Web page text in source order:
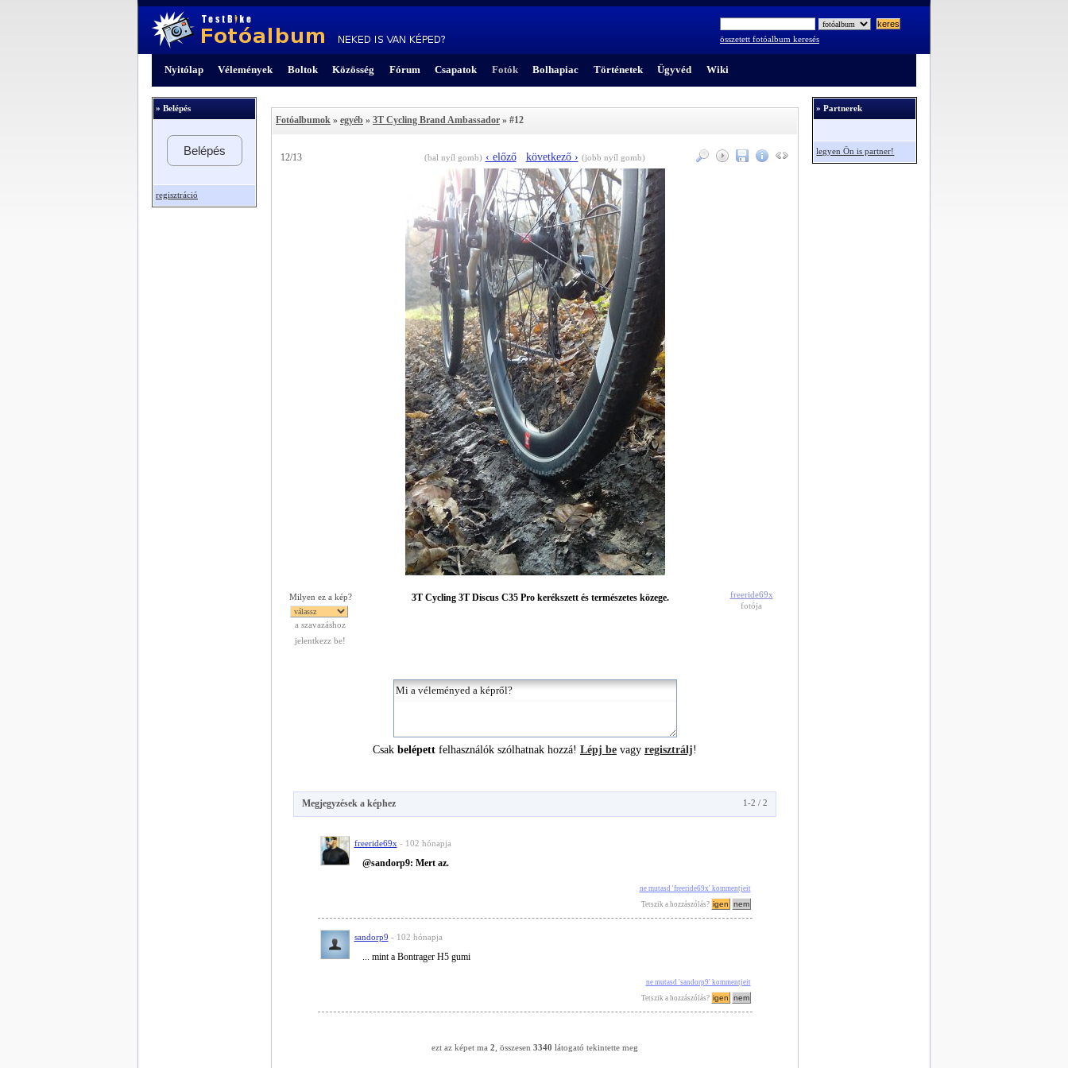
összetett fotóalbum keresés
Nyitólap Vélemények Boltok Közösség Fórum Csapatok Fotók Bolhapiac Történetek Ügyvéd Wiki
» Belépés
Belépés
regisztráció
Fotóalbumok » egyéb » 3T Cycling Brand Ambassador » #12
12/13 (bal nyíl gomb) ‹ előző következő › (jobb nyíl gomb)
Milyen ez a kép?
a szavazáshoz
jelentkezz be!
3T Cycling 3T Discus C35 Pro kerékszett és természetes közege.
freeride69x
fotója
Csak belépett felhasználók szólhatnak hozzá! Lépj be vagy regisztrálj!
Megjegyzések a képhez 1-2 / 2
freeride69x - 102 hónapja
@sandorp9: Mert az.
ne mutasd 'freeride69x' kommentjeit
Tetszik a hozzászólás?
sandorp9 - 102 hónapja
... mint a Bontrager H5 gumi
ne mutasd 'sandorp9' kommentjeit
Tetszik a hozzászólás?
ezt az képet ma 2 , összesen 3340 látogató tekintette meg
» Partnerek
legyen Ön is partner!